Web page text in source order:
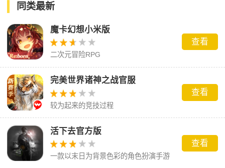
同类最新
魔卡幻想小米版
二次元冒险RPG
查看
完美世界诸神之战官服
较为起来的竞技过程
查看
活下去官方版
一款以末日为背景色彩的角色扮演手游
查看